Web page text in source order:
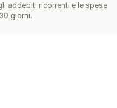
addebiti ricorrenti e le spese
giorni.